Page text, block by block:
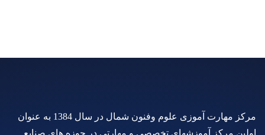
مرکز مهارت آموزی علوم وفنون شمال در سال 1384 به عنوان